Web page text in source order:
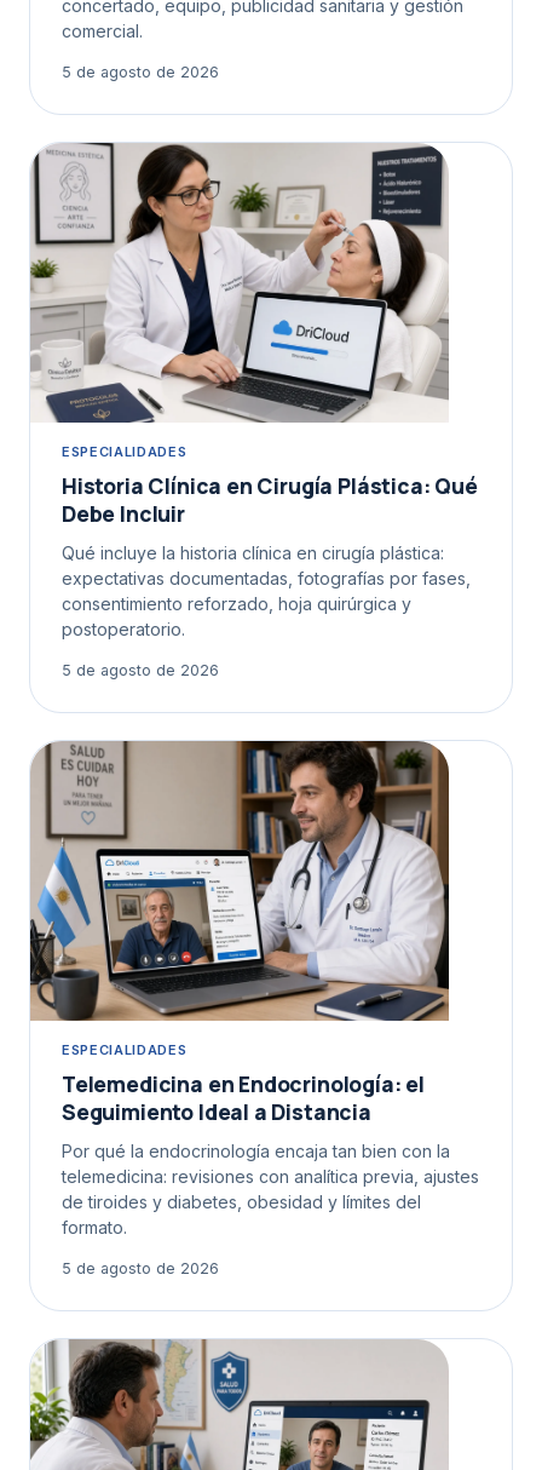
concertado, equipo, publicidad sanitaria y gestión
comercial.
5 de agosto de 2026
ESPECIALIDADES
Historia Clínica en Cirugía Plástica: Qué
Debe Incluir
Qué incluye la historia clínica en cirugía plástica:
expectativas documentadas, fotografías por fases,
consentimiento reforzado, hoja quirúrgica y
postoperatorio.
5 de agosto de 2026
ESPECIALIDADES
Telemedicina en Endocrinología: el
Seguimiento Ideal a Distancia
Por qué la endocrinología encaja tan bien con la
telemedicina: revisiones con analítica previa, ajustes
de tiroides y diabetes, obesidad y límites del
formato.
5 de agosto de 2026